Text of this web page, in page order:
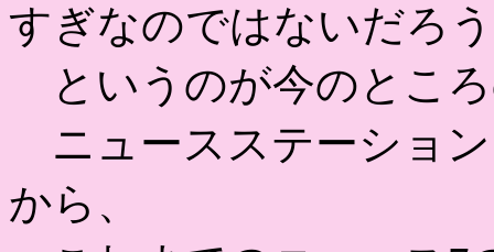
すぎなのではないだろ
というのが今のとこ
ニュースステーショ
から、